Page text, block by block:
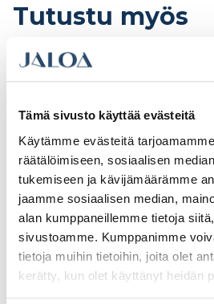
Tämä sivusto käyttää evästeitä
Käytämme evästeitä
räätälöimiseen, sosiaalisen
tukemiseen ja kävijämäärämme
jaamme sosiaalisen median,
alan kumppaneillemme tietoja
sivustoamme. Kumppanimme
tietoja muihin tietoihin, joita olet
kerätty, kun olet käyttänyt heidän
Tutustu myös
Teknos Siloksan Gel 1l